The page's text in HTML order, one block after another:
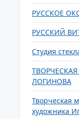
РУССКОЕ
РУССКИЙ
Студия
ЛОГИНОВА
Творческая
художника